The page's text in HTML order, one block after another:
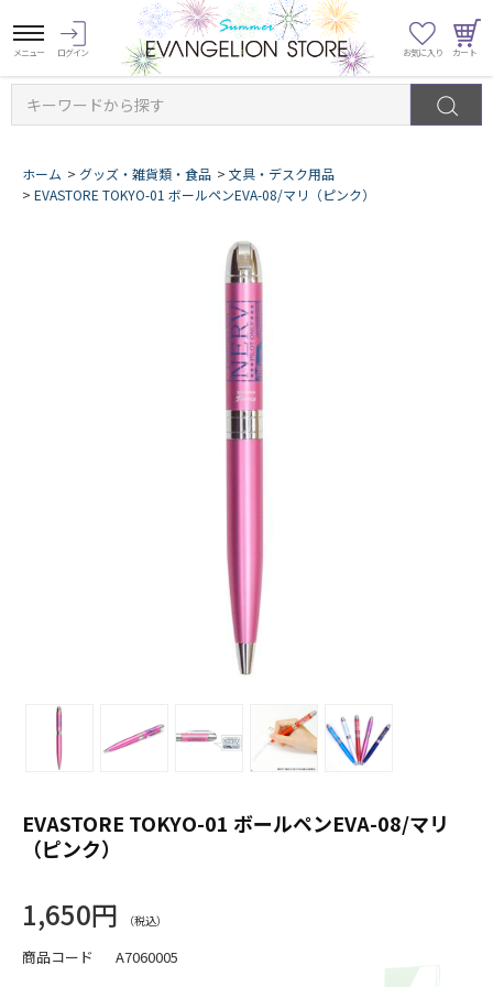
キーワードから探す
ホーム > グッズ・雑貨類・食品 > 文具・デスク用品
> EVASTORE TOKYO-01 ボールペンEVA-08/マリ（ピンク）
EVASTORE TOKYO-01 ボールペンEVA-08/マリ
（ピンク）
1,650円
商品コード A7060005